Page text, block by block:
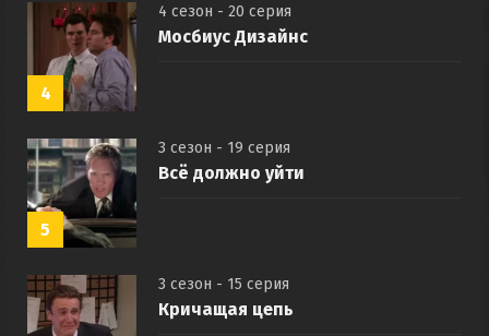
4
4 сезон - 20 серия
Мосбиус Дизайнс
5
3 сезон - 19 серия
Всё должно уйти
3 сезон - 15 серия
Кричащая цепь